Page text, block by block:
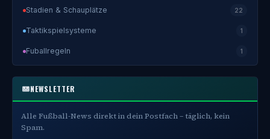
Stadien & Schauplätze 22
Taktikspielsysteme 1
Fuballregeln 1
NEWSLETTER
Alle Fußball-News direkt in dein Postfach – täglich, kein
Spam.